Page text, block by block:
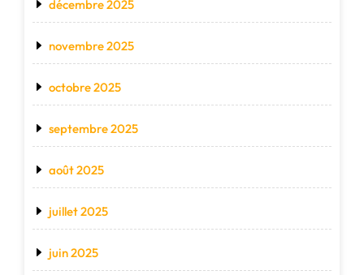
décembre 2025
novembre 2025
octobre 2025
septembre 2025
août 2025
juillet 2025
juin 2025